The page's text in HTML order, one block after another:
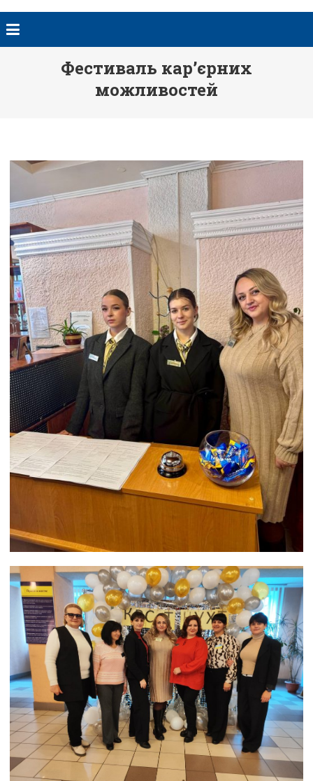
Фестиваль кар’єрних
можливостей